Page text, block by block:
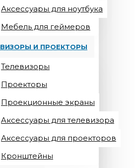
Аксессуары для ноутбука
Мебель для геймеров
И ПРОЕКТОРЫ
Телевизоры
Проекторы
Проекционные экраны
Aксессуары для телевизора
Аксессуары для проекторов
Кронштейны